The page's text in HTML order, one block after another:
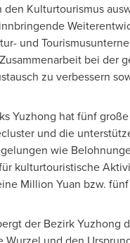
Kulturtourismus
und
bei der
zu verbessern
Yuzhong hat fünf
und die
wie
kulturtouristische
Million Yuan bzw.
der Bezirk Yuzhong